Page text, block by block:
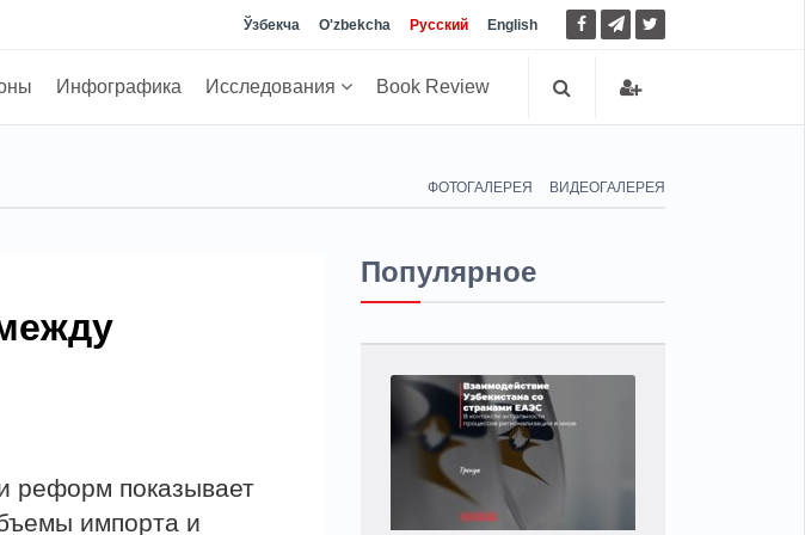
Ўзбекча O'zbekcha Русский English
Инфографика Исследования Book Review
ФОТОГАЛЕРЕЯ ВИДЕОГАЛЕРЕЯ
реформ показывает
импорта и
Популярное